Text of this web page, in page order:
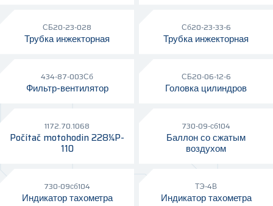
СБ20-23-028
Трубка инжекторная
Сб20-23-33-6
Трубка инжекторная
434-87-003Сб
Фильтр-вентилятор
СБ20-06-12-6
Головка цилиндров
1172.70.1068
Počítač motohodin 228¼P-
110
730-09-сб104
Баллон со сжатым
воздухом
730-09сб104
Индикатор тахометра
ТЭ-4В
Индикатор тахометра